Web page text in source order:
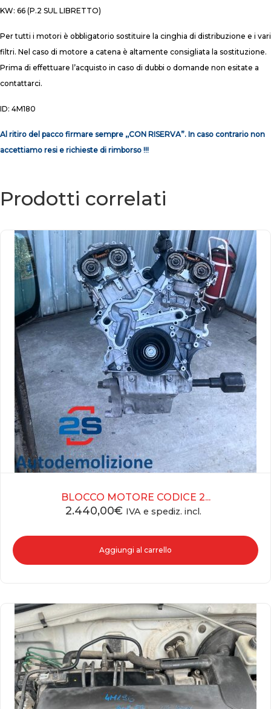
KW: 66 (P.2 SUL LIBRETTO)
Per tutti i motori è obbligatorio sostituire la cinghia di distribuzione e i vari
filtri. Nel caso di motore a catena è altamente consigliata la sostituzione.
Prima di effettuare l’acquisto in caso di dubbi o domande non esitate a
contattarci.
ID: 4M180
Al ritiro del pacco firmare sempre ,,CON RISERVA”. In caso contrario non
accettiamo resi e richieste di rimborso !!!
Prodotti correlati
BLOCCO MOTORE CODICE 2...
2.440,00€ IVA e spediz. incl.
Aggiungi al carrello